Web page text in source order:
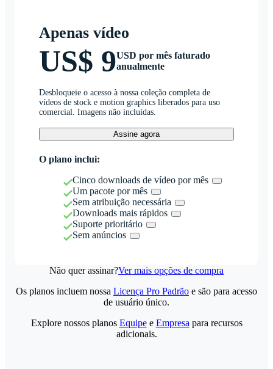
Apenas vídeo
US$ 9USD por mês faturado
anualmente
Desbloqueie o acesso à nossa coleção completa de
vídeos de stock e motion graphics liberados para uso
comercial. Imagens não incluídas.
Assine agora
O plano inclui:
Cinco downloads de vídeo por mês
Um pacote por mês
Sem atribuição necessária
Downloads mais rápidos
Suporte prioritário
Sem anúncios
Não quer assinar?Ver mais opções de compra
Os planos incluem nossa Licença Pro Padrão e são para acesso
de usuário único.
Explore nossos planos Equipee Empresa para recursos
adicionais.